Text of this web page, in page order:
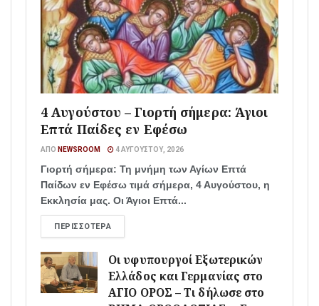
4 Αυγούστου – Γιορτή σήμερα: Άγιοι
Επτά Παίδες εν Εφέσω
ΑΠΌ NEWSROOM 4 ΑΥΓΟΎΣΤΟΥ, 2026
Γιορτή σήμερα: Τη μνήμη των Αγίων Επτά
Παίδων εν Εφέσω τιμά σήμερα, 4 Αυγούστου, η
Εκκλησία μας. Οι Άγιοι Επτά...
ΠΕΡΙΣΣΌΤΕΡΑ
Οι υφυπουργοί Εξωτερικών
Ελλάδος και Γερμανίας στο
ΑΓΙΟ ΟΡΟΣ – Τι δήλωσε στο